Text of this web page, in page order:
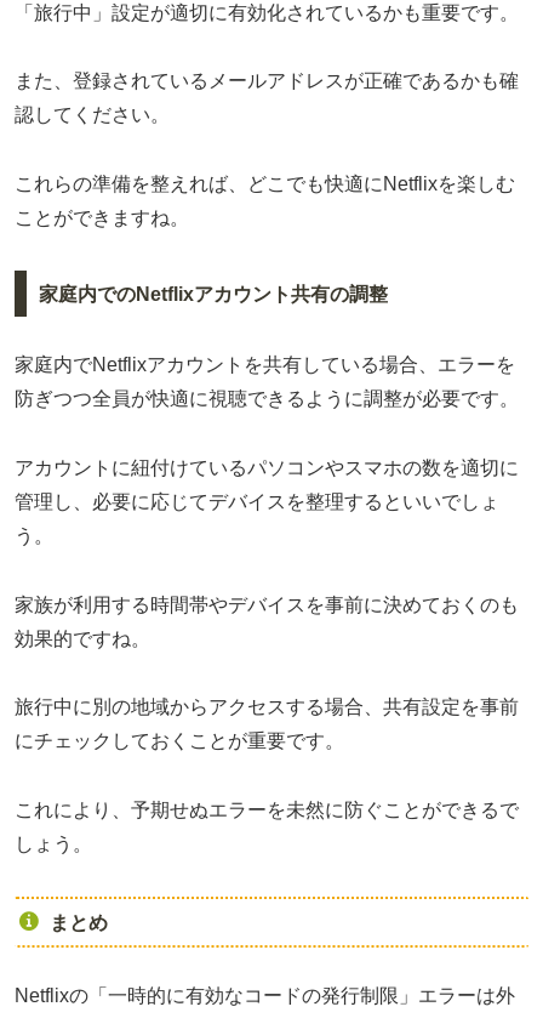
「旅行中」設定が適切に有効化されているかも重要です。
また、登録されているメールアドレスが正確であるかも確
認してください。
これらの準備を整えれば、どこでも快適にNetflixを楽しむ
ことができますね。
家庭内でのNetflixアカウント共有の調整
家庭内でNetflixアカウントを共有している場合、エラーを
防ぎつつ全員が快適に視聴できるように調整が必要です。
アカウントに紐付けているパソコンやスマホの数を適切に
管理し、必要に応じてデバイスを整理するといいでしょ
う。
家族が利用する時間帯やデバイスを事前に決めておくのも
効果的ですね。
旅行中に別の地域からアクセスする場合、共有設定を事前
にチェックしておくことが重要です。
これにより、予期せぬエラーを未然に防ぐことができるで
しょう。
まとめ
Netflixの「一時的に有効なコードの発行制限」エラーは外